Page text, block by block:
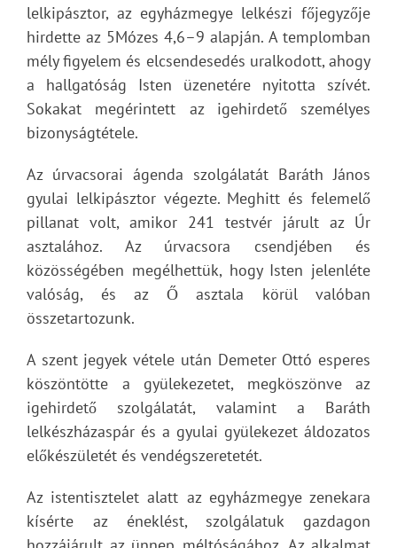
lelkipásztor, az egyházmegye lelkészi főjegyzője
hirdette az 5Mózes 4,6–9 alapján. A templomban
mély figyelem és elcsendesedés uralkodott, ahogy
a hallgatóság Isten üzenetére nyitotta szívét.
Sokakat megérintett az igehirdető személyes
bizonyságtétele.
Az úrvacsorai ágenda szolgálatát Baráth János
gyulai lelkipásztor végezte. Meghitt és felemelő
pillanat volt, amikor 241 testvér járult az Úr
asztalához. Az úrvacsora csendjében és
közösségében megélhettük, hogy Isten jelenléte
valóság, és az Ő asztala körül valóban
összetartozunk.
A szent jegyek vétele után Demeter Ottó esperes
köszöntötte a gyülekezetet, megköszönve az
igehirdető szolgálatát, valamint a Baráth
lelkészházaspár és a gyulai gyülekezet áldozatos
előkészületét és vendégszeretetét.
Az istentisztelet alatt az egyházmegye zenekara
kísérte az éneklést, szolgálatuk gazdagon